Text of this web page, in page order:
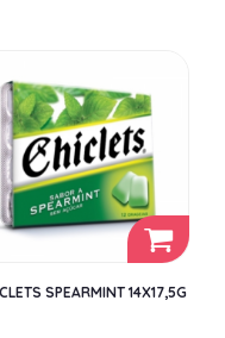
SPEARMINT 14X17,5G